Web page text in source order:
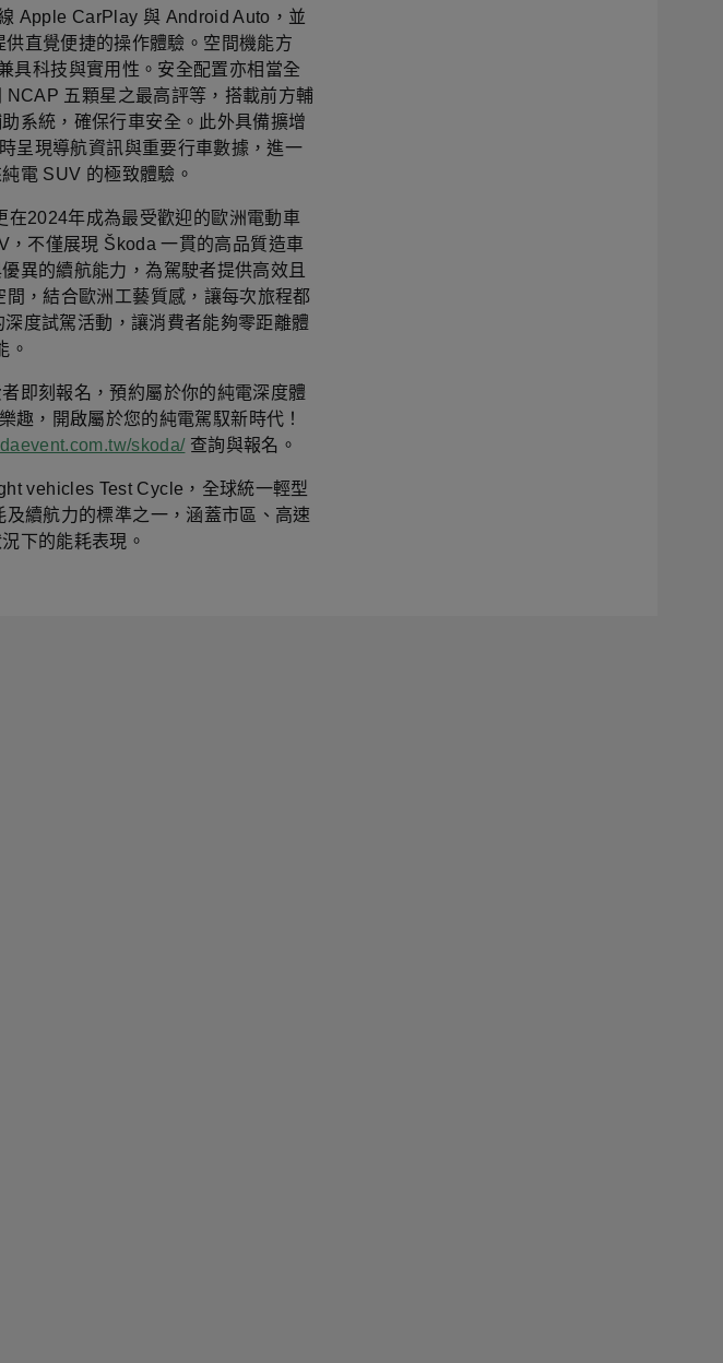
Apple CarPlay 與 Android Auto，並
直覺便捷的操作體驗。空間機能方
具科技與實用性。安全配置亦相當全
五顆星之最高評等，搭載前方輔
系統，確保行車安全。此外具備擴增
呈現導航資訊與重要行車數據，進一
電 SUV 的極致體驗。
2024年成為最受歡迎的歐洲電動車
，不僅展現 Škoda 一貫的高品質造車
異的續航能力，為駕駛者提供高效且
，結合歐洲工藝質感，讓每次旅程都
度試駕活動，讓消費者能夠零距離體
。
即刻報名，預約屬於你的純電深度體
趣，開啟屬於您的純電駕馭新時代！
skoda/查詢與報名。
vehicles Test Cycle，全球統一輕型
續航力的標準之一，涵蓋市區、高速
下的能耗表現。